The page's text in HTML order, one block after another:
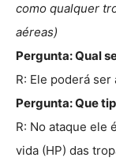
como qualquer
aéreas)
Pergunta: Qual
R: Ele poderá
Pergunta: Que
R: No ataque ele
vida (HP) das